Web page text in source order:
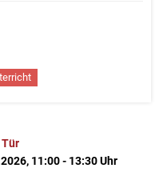
11:00 - 13:30 Uhr